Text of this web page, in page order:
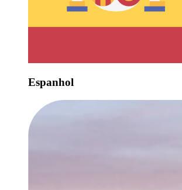
Espanhol